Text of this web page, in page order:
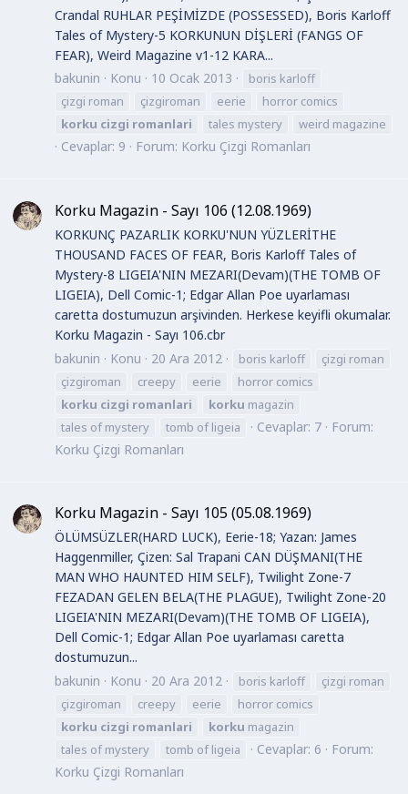
Crandal RUHLAR PEŞİMİZDE (POSSESSED), Boris Karloff
Tales of Mystery-5 KORKUNUN DİŞLERİ (FANGS OF
FEAR), Weird Magazine v1-12 KARA...
bakunin
Konu 10 Ocak 2013
boris karloff
çizgi roman
çizgiroman eerie
horror comics
korku cizgi romanlari tales mystery weird magazine
Cevaplar: 9 Forum: Korku Çizgi Romanları
Korku Magazin - Sayı 106 (12.08.1969)
KORKUNÇ PAZARLIK KORKU'NUN YÜZLERİTHE
THOUSAND FACES OF FEAR, Boris Karloff Tales of
Mystery-8 LIGEIA'NIN MEZARI(Devam)(THE TOMB OF
LIGEIA), Dell Comic-1; Edgar Allan Poe uyarlaması
caretta dostumuzun arşivinden. Herkese keyifli okumalar.
Korku Magazin - Sayı 106.cbr
bakunin
Konu 20 Ara 2012 boris karloff
çizgi roman
çizgiroman
creepy eerie
horror comics
korku cizgi romanlari korku magazin
tales of mystery
tomb of ligeia Cevaplar: 7
Forum:
Korku Çizgi Romanları
Korku Magazin - Sayı 105 (05.08.1969)
ÖLÜMSÜZLER(HARD LUCK), Eerie-18; Yazan: James
Haggenmiller, Çizen: Sal Trapani CAN DÜŞMANI(THE
MAN WHO HAUNTED HIM SELF), Twilight Zone-7
FEZADAN GELEN BELA(THE PLAGUE), Twilight Zone-20
LIGEIA'NIN MEZARI(Devam)(THE TOMB OF LIGEIA),
Dell Comic-1; Edgar Allan Poe uyarlaması caretta
dostumuzun...
bakunin
Konu 20 Ara 2012 boris karloff
çizgi roman
çizgiroman
creepy eerie
horror comics
korku cizgi romanlari korku magazin
tales of mystery
tomb of ligeia Cevaplar: 6
Forum:
Korku Çizgi Romanları